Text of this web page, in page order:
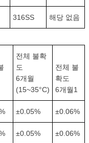
316SS 해당 없음
전체 불확
도
6개월
(15~35°C)
전체 불
확도
6개월1
±0.05% ±0.06%
±0.05% ±0.06%